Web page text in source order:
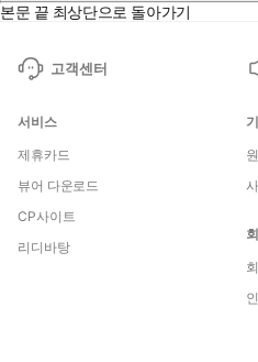
본문 끝 최상단으로 돌아가기
고객센터
서비스
제휴카드
뷰어 다운로드
CP사이트
리디바탕